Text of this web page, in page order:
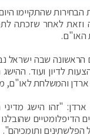
הבחירות שהתקיימו
האו"ם.
הראשונה שבה ישראל
לדיון ועוד.
והמשלחת לאו"ם,
ארדן: "זהו הישג
הדיפלומטיים
הפלשתינים ותומכיהם".